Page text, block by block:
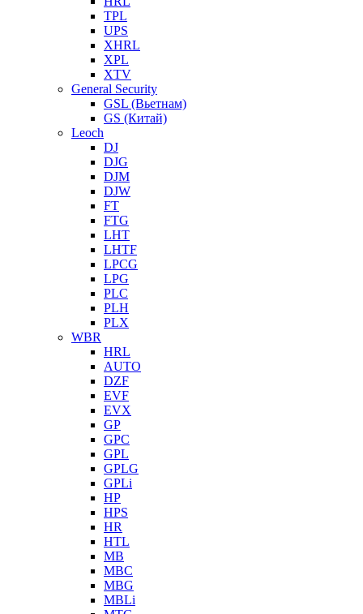
TPL
UPS
XHRL
XPL
XTV
General Security
GSL (Вьетнам)
GS (Китай)
Leoch
DJ
DJG
DJM
DJW
FT
FTG
LHT
LHTF
LPCG
LPG
PLC
PLH
PLX
WBR
HRL
AUTO
DZF
EVF
EVX
GP
GPC
GPL
GPLG
GPLi
HP
HPS
HR
HTL
MB
MBC
MBG
MBLi